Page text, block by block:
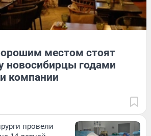
местом стоят
новосибирцы годами
компании
провели